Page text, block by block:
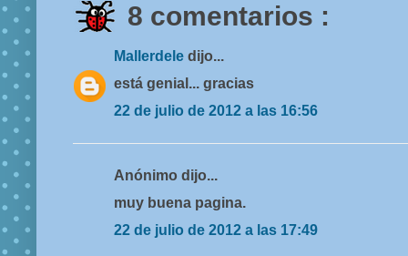
8 comentarios :
Mallerdele dijo...
está genial... gracias
22 de julio de 2012 a las 16:56
Anónimo dijo...
muy buena pagina.
22 de julio de 2012 a las 17:49